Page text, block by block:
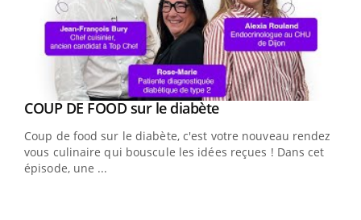
Youtube
COUP DE FOOD sur le diabèteYoutube
Coup de food sur le diabète, c'est votre nouveau rendez-
vous culinaire qui bouscule les idées reçues ! Dans cet
épisode, une ...